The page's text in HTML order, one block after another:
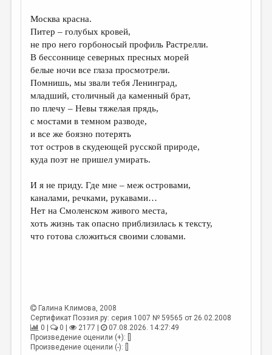
ПЕРЕВОДЫ
КОНКУРСЫ
ДЕТСКАЯ КОМНАТА
КНИЖНАЯ ПОЛКА
ОБЗОР ЛИТЕРАТУРЫ
СТРАНИЦЫ ПАМЯТИ
ОБЪЯВЛЕНИЯ
КОЛОНКА РЕДАКТОРА
РЕДКОЛЛЕГИЯ
ОТ РЕДАКЦИИ
МАЛАЯ ПРОЗА
КУЛЬТУРОВЕДЕНИЕ
ПУБЛИЦИСТИКА
РЕЦЕНЗИРОВАНИЕ
Москва красна.
Питер – голубых кровей,
не про него горбоносый профиль Растрелли.
В бессоннице северных пресных морей
белые ночи все глаза просмотрели.
Помнишь, мы звали тебя Ленинград,
младший, столичный да каменный брат,
по плечу – Невы тяжелая прядь,
с мостами в темном разводе,
и все же боязно потерять
тот остров в скудеющей русской природе,
куда поэт не пришел умирать.
И я не приду. Где мне – меж островами,
каналами, речками, рукавами…
Нет на Смоленском живого места,
хоть жизнь так опасно приблизилась к тексту,
что готова сложиться своими словами.
Галина Климова, 2008
Сертификат Поэзия.ру: серия 1007 № 59565 от 26.02.2008
0 |
0 | 2177 |
07.08.2026. 14:27:49
Произведение оценили (+): []
Произведение оценили (-): []